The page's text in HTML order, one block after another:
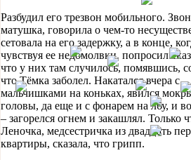
Разбудил его трезвон мобильного.
матушка, говорила о чем-то
сетовала на его задержку, а в конце,
чувствуя ее недомолвки, попросил
что у них там случилось, помявшись,
что Тёмка заболел. Накатался вчера с
мальчишками на коньках, явился
головы, да еще и с фонарем на лбу, и
– загорелся огнем и закашлял. Только
Леночка, медсестричка из двадцать
квартиры, сказала, что грипп.